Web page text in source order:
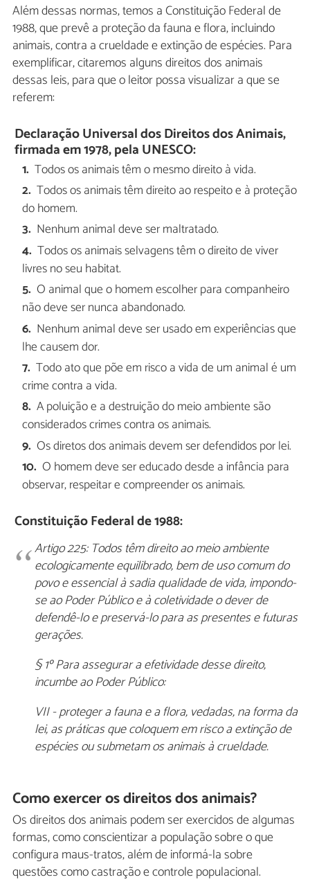
Além dessas normas, temos a Constituição Federal de
1988, que prevê a proteção da fauna e flora, incluindo
animais, contra a crueldade e extinção de espécies. Para
exemplificar, citaremos alguns direitos dos animais
dessas leis, para que o leitor possa visualizar a que se
referem:
Declaração Universal dos Direitos dos Animais,
firmada em 1978, pela UNESCO:
Todos os animais têm o mesmo direito à vida.
Todos os animais têm direito ao respeito e à proteção
do homem.
Nenhum animal deve ser maltratado.
Todos os animais selvagens têm o direito de viver
livres no seu habitat.
O animal que o homem escolher para companheiro
não deve ser nunca abandonado.
Nenhum animal deve ser usado em experiências que
lhe causem dor.
Todo ato que põe em risco a vida de um animal é um
crime contra a vida.
A poluição e a destruição do meio ambiente são
considerados crimes contra os animais.
Os diretos dos animais devem ser defendidos por lei.
O homem deve ser educado desde a infância para
observar, respeitar e compreender os animais.
Constituição Federal de 1988:
Artigo 225: Todos têm direito ao meio ambiente
ecologicamente equilibrado, bem de uso comum do
povo e essencial à sadia qualidade de vida, impondo-
se ao Poder Público e à coletividade o dever de
defendê-lo e preservá-lo para as presentes e futuras
gerações.
§ 1º Para assegurar a efetividade desse direito,
incumbe ao Poder Público:
VII - proteger a fauna e a flora, vedadas, na forma da
lei, as práticas que coloquem em risco a extinção de
espécies ou submetam os animais à crueldade.
Como exercer os direitos dos animais?
Os direitos dos animais podem ser exercidos de algumas
formas, como conscientizar a população sobre o que
configura maus-tratos, além de informá-la sobre
questões como castração e controle populacional.